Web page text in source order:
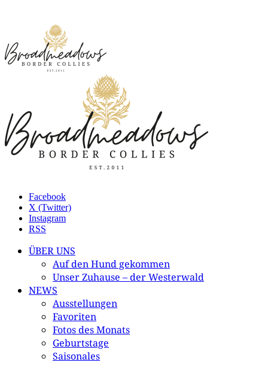
Facebook
X (Twitter)
Instagram
RSS
ÜBER UNS
Auf den Hund gekommen
Unser Zuhause – der Westerwald
NEWS
Ausstellungen
Favoriten
Fotos des Monats
Geburtstage
Saisonales